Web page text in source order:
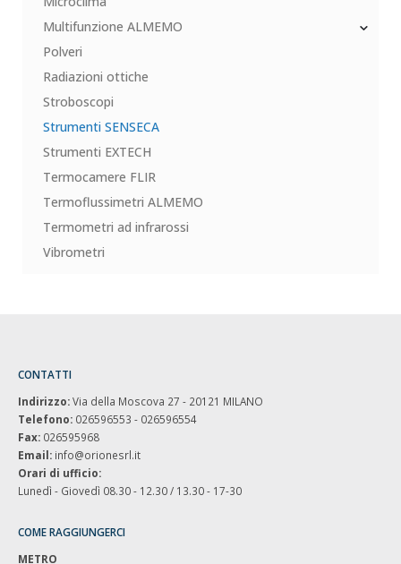
Multifunzione ALMEMO
Polveri
Radiazioni ottiche
Stroboscopi
Strumenti SENSECA
Strumenti EXTECH
Termocamere FLIR
Termoflussimetri ALMEMO
Termometri ad infrarossi
Vibrometri
CONTATTI
Indirizzo:Via della Moscova 27 - 20121 MILANO
Telefono: 026596553 - 026596554
Fax: 026595968
Email: info@orionesrl.it
Orari di ufficio:
Lunedì - Giovedì 08.30 - 12.30 / 13.30 - 17-30
COME RAGGIUNGERCI
METRO